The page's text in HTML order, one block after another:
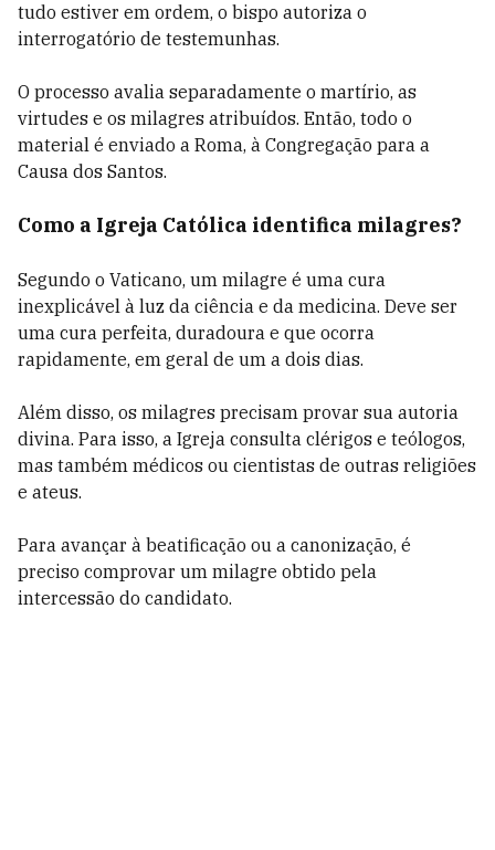
tudo estiver em ordem, o bispo autoriza o
interrogatório de testemunhas.
O processo avalia separadamente o martírio, as
virtudes e os milagres atribuídos. Então, todo o
material é enviado a Roma, à Congregação para a
Causa dos Santos.
Como a Igreja Católica identifica milagres?
Segundo o Vaticano, um milagre é uma cura
inexplicável à luz da ciência e da medicina. Deve ser
uma cura perfeita, duradoura e que ocorra
rapidamente, em geral de um a dois dias.
Além disso, os milagres precisam provar sua autoria
divina. Para isso, a Igreja consulta clérigos e teólogos,
mas também médicos ou cientistas de outras religiões
e ateus.
Para avançar à beatificação ou a canonização, é
preciso comprovar um milagre obtido pela
intercessão do candidato.